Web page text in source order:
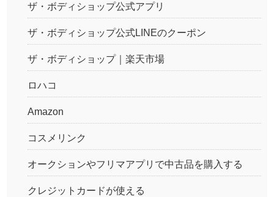
ザ・ボディショップ公式アプリ
ザ・ボディショップ公式LINEのクーポン
ザ・ボディショップ｜楽天市場
ロハコ
Amazon
コスメリンク
オークションやフリマアプリで中古品を購入する
クレジットカードが使える